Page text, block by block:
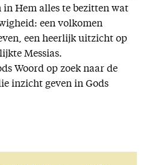
in Hem alles te bezitten wat
een volkomen
een heerlijk uitzicht op
Messias.
Woord op zoek naar de
inzicht geven in Gods